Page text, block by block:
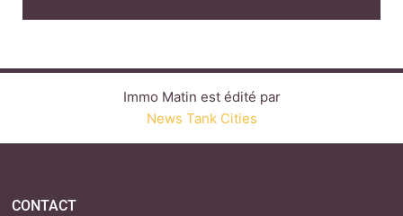
Immo Matin est édité par
News Tank Cities
CONTACT